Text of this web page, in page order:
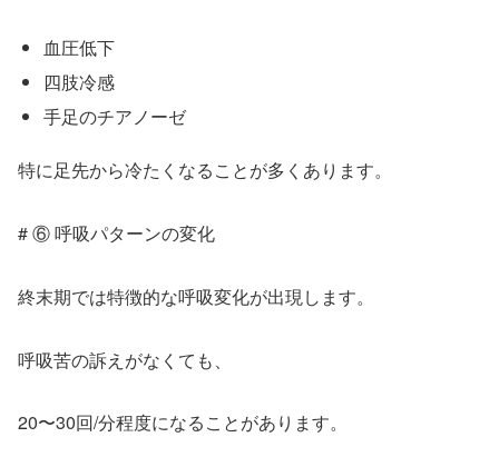
血圧低下
四肢冷感
手足のチアノーゼ
特に足先から冷たくなることが多くあります。
# ⑥ 呼吸パターンの変化
終末期では特徴的な呼吸変化が出現します。
呼吸苦の訴えがなくても、
20〜30回/分程度になることがあります。